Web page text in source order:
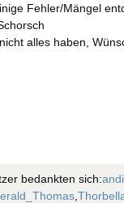
Fehler/Mängel
alles haben,
bedankten sich: